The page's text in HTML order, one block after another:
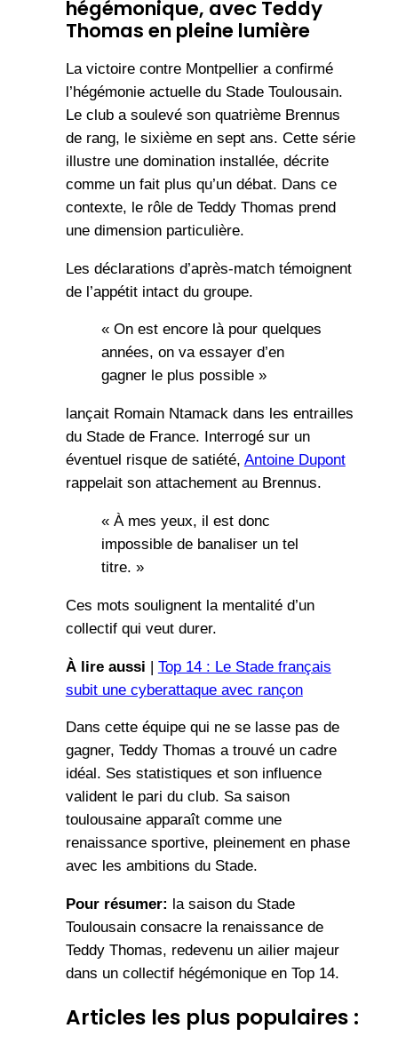
hégémonique, avec Teddy
Thomas en pleine lumière
La victoire contre Montpellier a confirmé
l’hégémonie actuelle du Stade Toulousain.
Le club a soulevé son quatrième Brennus
de rang, le sixième en sept ans. Cette série
illustre une domination installée, décrite
comme un fait plus qu’un débat. Dans ce
contexte, le rôle de Teddy Thomas prend
une dimension particulière.
Les déclarations d’après-match témoignent
de l’appétit intact du groupe.
« On est encore là pour quelques
années, on va essayer d’en
gagner le plus possible »
lançait Romain Ntamack dans les entrailles
du Stade de France. Interrogé sur un
éventuel risque de satiété, Antoine Dupont
rappelait son attachement au Brennus.
« À mes yeux, il est donc
impossible de banaliser un tel
titre. »
Ces mots soulignent la mentalité d’un
collectif qui veut durer.
À lire aussi | Top 14 : Le Stade français
subit une cyberattaque avec rançon
Dans cette équipe qui ne se lasse pas de
gagner, Teddy Thomas a trouvé un cadre
idéal. Ses statistiques et son influence
valident le pari du club. Sa saison
toulousaine apparaît comme une
renaissance sportive, pleinement en phase
avec les ambitions du Stade.
Pour résumer: la saison du Stade
Toulousain consacre la renaissance de
Teddy Thomas, redevenu un ailier majeur
dans un collectif hégémonique en Top 14.
Articles les plus populaires :